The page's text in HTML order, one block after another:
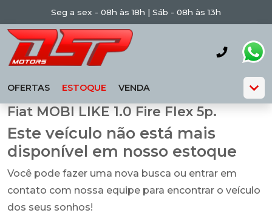
Seg a sex - 08h às 18h | Sáb - 08h às 13h
OFERTAS ESTOQUE VENDA
Fiat MOBI LIKE 1.0 Fire Flex 5p.
Este veículo não está mais
disponível em nosso estoque
Você pode fazer uma nova busca ou entrar em
contato com nossa equipe para encontrar o veículo
dos seus sonhos!